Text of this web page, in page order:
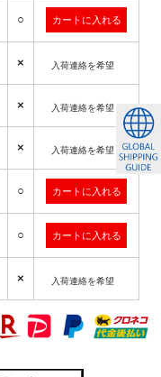
○
× 入荷連絡を希望
× 入荷連絡を希望
× 入荷連絡を希望
○
○
× 入荷連絡を希望